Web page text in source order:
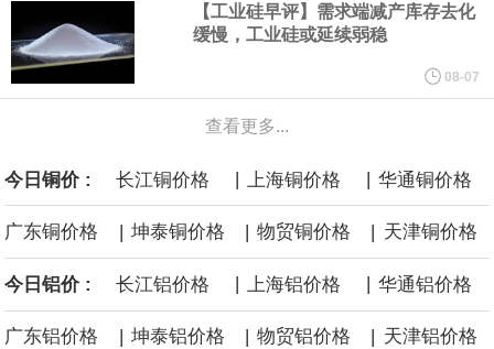
【工业硅早评】需求端减产库存去化
缓慢，工业硅或延续弱稳
08-07
查看更多...
今日铜价 : 长江铜价格 | 上海铜价格 | 华通铜价格
广东铜价格 | 坤泰铜价格 | 物贸铜价格 | 天津铜价格
今日铝价 : 长江铝价格 上海铝价格 华通铝价格
广东铝价格 | 坤泰铝价格 | 物贸铝价格 | 天津铝价格